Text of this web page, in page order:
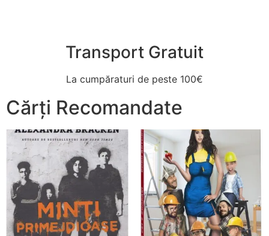
Transport Gratuit
La cumpăraturi de peste 100€
Cărți Recomandate